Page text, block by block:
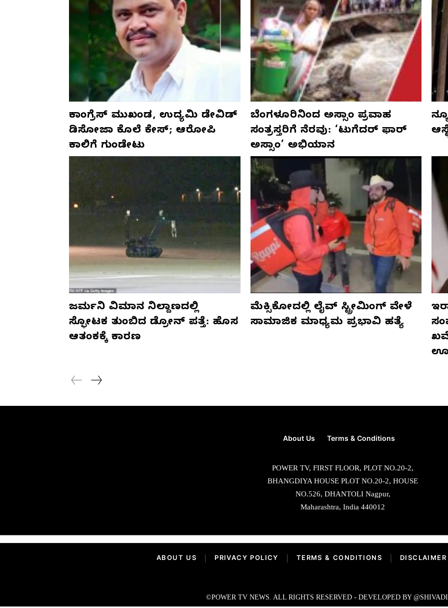
ಕಾಂಗ್ರೆಸ್‌ ಮುಖಂಡ, ಉದ್ಯಮಿ ಡೇವಿಡ್‌
ಡಿಸೋಜಾ ಕೊಲೆ ಕೇಸ್;‌ ಆರೋಪಿ
ಕಾಲಿಗೆ ಗುಂಡೇಟು
ಬೆಂಗಳೂರಿನಿಂದ ಅಸ್ಸಾಂ ಪ್ರವಾಹ
ಸಂತ್ರಸ್ತರಿಗೆ ನೆರವು: ‘ಟುಗೆದರ್ ಫಾರ್
ಅಸ್ಸಾಂ’ ಅಭಿಯಾನ
ಜರ್ಮನಿ ವಿಮಾನ ನಿಲ್ದಾಣದಲ್ಲಿ
ಸ್ಫೋಟಕ ತುಂಬಿದ ಡ್ರೋನ್ ಪತ್ತೆ: ಹೊಸ
ಆತಂಕಕ್ಕೆ ಕಾರಣ
ಮೆಕ್ಸಿಕೋದಲ್ಲಿ ಲೈವ್ ಸ್ಟ್ರೀಮಿಂಗ್ ವೇಳೆ
ಸಾಮಾಜಿಕ ಮಾಧ್ಯಮ ಪ್ರಭಾವಿ ಹತ್ಯೆ
About Us Terms & Conditions
POWER TV, FIRST FLOOR, PLOT NO.20-2,
BHANGDIYA HOUSE PLOT NO.20-2, HOUSE
NO.526, DHANTOLI Nagpur,
Maharashtra, India 440012
ABOUT US PRIVACY POLICY TERMS & CONDITIONS DISCLAIMER
©POWER TV NEWS. ALL RIGHTS RESERVED - DEVELOPED BY